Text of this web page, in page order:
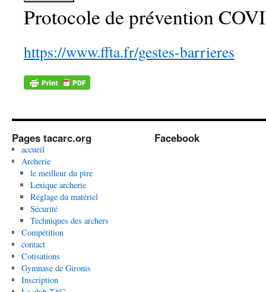
Protocole de prévention
https://www.ffta.fr/gestes-barrieres
Pages tacarc.org
accueil
Archerie
le meilleur du pire
Lexique archerie
Réglage du matériel
Sécurité
Techniques des archers
Compétition
contact
Cotisations
Gymnase de Gironis
Inscription
Facebook